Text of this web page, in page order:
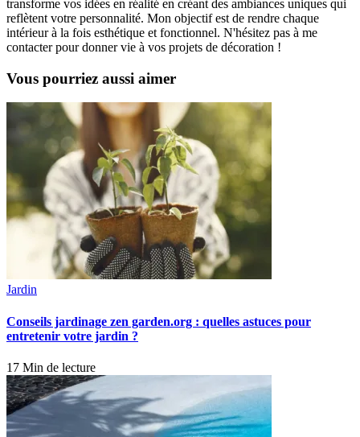
transforme vos idées en réalité en créant des ambiances uniques qui
reflètent votre personnalité. Mon objectif est de rendre chaque
intérieur à la fois esthétique et fonctionnel. N'hésitez pas à me
contacter pour donner vie à vos projets de décoration !
Vous pourriez aussi aimer
Jardin
Conseils jardinage zen garden.org : quelles astuces pour
entretenir votre jardin ?
17 Min de lecture